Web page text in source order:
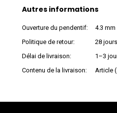
Autres informations
Ouverture du pendentif:
4.3 mm
Politique de retour:
28 jours
Délai de livraison:
1–3
Contenu de la livraison:
Article